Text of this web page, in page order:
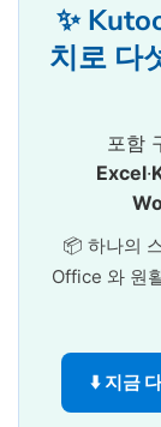
✨
치로 다
포함
Excel·
📦 하나의
Office 와 원
⬇️ 지금